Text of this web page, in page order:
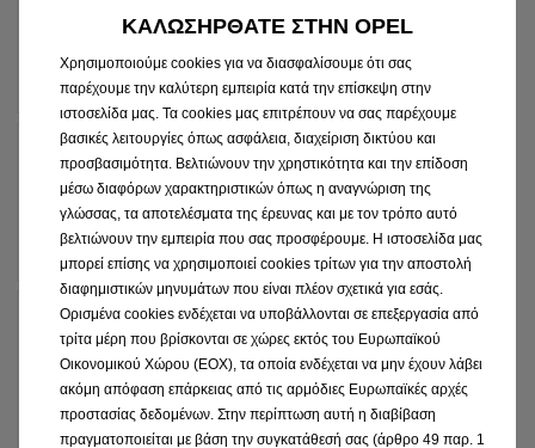
αυτοκινήτου σας
xρόνια
ΠΕΡΙΛΑΜΒΑΝΕΤΑΙ
Στην αξία του
αυτοκινήτου σας
xρόνια
ΠΕΡΙΛΑΜΒΑΝΕΤΑΙ
Στην αξία του
αυτοκινήτου σας
ΚΑΛΩΣΗΡΘΑΤΕ ΣΤΗΝ OPEL
Χρησιμοποιούμε cookies για να διασφαλίσουμε ότι σας
παρέχουμε την καλύτερη εμπειρία κατά την επίσκεψη στην
ιστοσελίδα μας. Τα cookies μας επιτρέπουν να σας παρέχουμε
βασικές λειτουργίες όπως ασφάλεια, διαχείριση δικτύου και
προσβασιμότητα. Βελτιώνουν την χρηστικότητα και την επίδοση
μέσω διαφόρων χαρακτηριστικών όπως η αναγνώριση της
γλώσσας, τα αποτελέσματα της έρευνας και με τον τρόπο αυτό
βελτιώνουν την εμπειρία που σας προσφέρουμε. Η ιστοσελίδα μας
μπορεί επίσης να χρησιμοποιεί cookies τρίτων για την αποστολή
διαφημιστικών μηνυμάτων που είναι πλέον σχετικά για εσάς.
Ορισμένα cookies ενδέχεται να υποβάλλονται σε επεξεργασία από
τρίτα μέρη που βρίσκονται σε χώρες εκτός του Ευρωπαϊκού
Οικονομικού Χώρου (ΕΟΧ), τα οποία ενδέχεται να μην έχουν λάβει
ακόμη απόφαση επάρκειας από τις αρμόδιες Ευρωπαϊκές αρχές
προστασίας δεδομένων. Στην περίπτωση αυτή η διαβίβαση
πραγματοποιείται με βάση την συγκατάθεσή σας (άρθρο 49 παρ. 1